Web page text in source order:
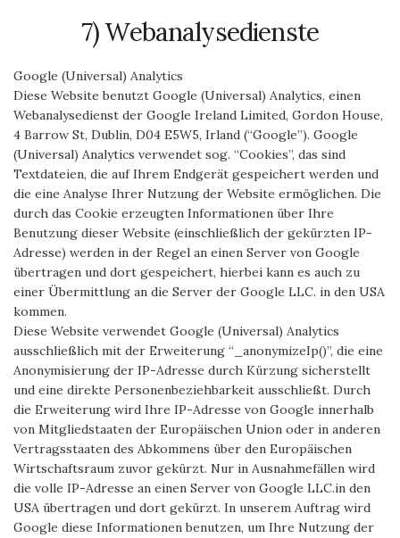
7) Webanalysedienste
Google (Universal) Analytics
Diese Website benutzt Google (Universal) Analytics, einen
Webanalysedienst der Google Ireland Limited, Gordon House,
4 Barrow St, Dublin, D04 E5W5, Irland (“Google”). Google
(Universal) Analytics verwendet sog. “Cookies”, das sind
Textdateien, die auf Ihrem Endgerät gespeichert werden und
die eine Analyse Ihrer Nutzung der Website ermöglichen. Die
durch das Cookie erzeugten Informationen über Ihre
Benutzung dieser Website (einschließlich der gekürzten IP-
Adresse) werden in der Regel an einen Server von Google
übertragen und dort gespeichert, hierbei kann es auch zu
einer Übermittlung an die Server der Google LLC. in den USA
kommen.
Diese Website verwendet Google (Universal) Analytics
ausschließlich mit der Erweiterung “_anonymizeIp()”, die eine
Anonymisierung der IP-Adresse durch Kürzung sicherstellt
und eine direkte Personenbeziehbarkeit ausschließt. Durch
die Erweiterung wird Ihre IP-Adresse von Google innerhalb
von Mitgliedstaaten der Europäischen Union oder in anderen
Vertragsstaaten des Abkommens über den Europäischen
Wirtschaftsraum zuvor gekürzt. Nur in Ausnahmefällen wird
die volle IP-Adresse an einen Server von Google LLC.in den
USA übertragen und dort gekürzt. In unserem Auftrag wird
Google diese Informationen benutzen, um Ihre Nutzung der